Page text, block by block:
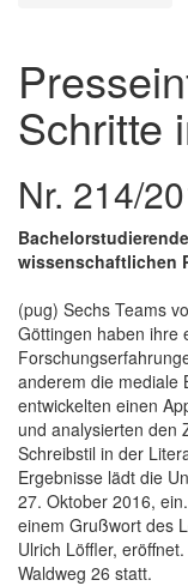
Schritte
Nr. 214/
wissenschaftlichen
(pug) Sechs Teams
Göttingen haben ihre
anderem die mediale
entwickelten einen
und analysierten den
Schreibstil in der
Ergebnisse lädt die
27. Oktober 2016,
einem Grußwort des
Ulrich Löffler,
Waldweg 26 statt.